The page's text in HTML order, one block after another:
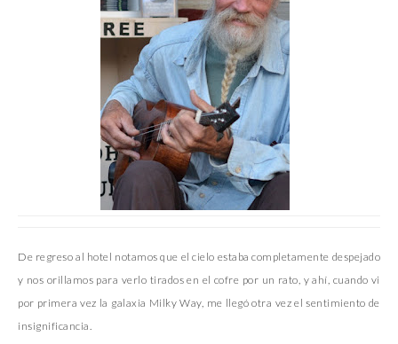
De regreso al hotel notamos que el cielo estaba completamente despejado
y nos orillamos para verlo tirados en el cofre por un rato, y ahí, cuando vi
por primera vez la galaxia Milky Way, me llegó otra vez el sentimiento de
insignificancia.